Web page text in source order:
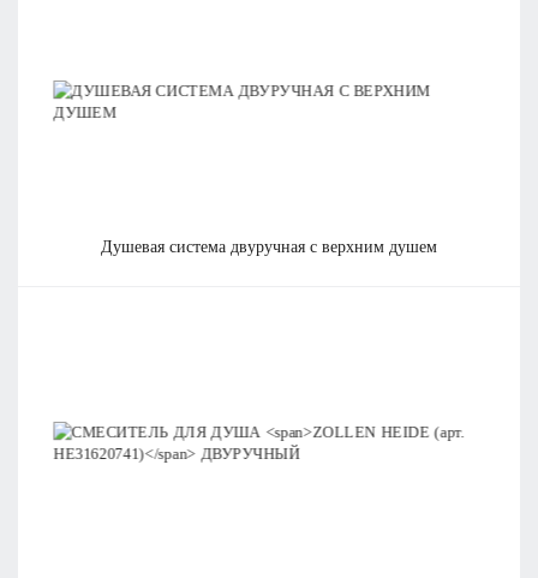
душевая система двуручная с верхним душем